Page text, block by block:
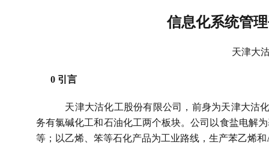
信息化系统管
天津大
0 引言
天津大沽化工股份有限公司，前身为天津大沽
务有氯碱化工和石油化工两个板块。公司以食盐电解
等；以乙烯、笨等石化产品为工业路线，生产苯乙烯和